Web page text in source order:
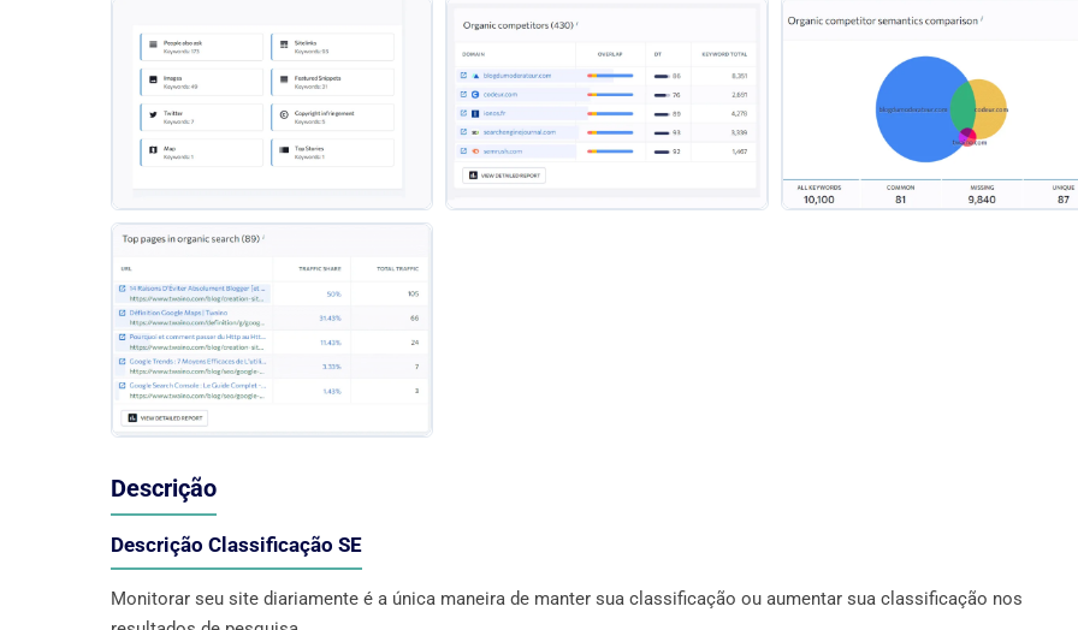
Descrição
Descrição Classificação SE
Monitorar seu site diariamente é a única maneira de manter sua classificação ou aumentar sua classificação nos